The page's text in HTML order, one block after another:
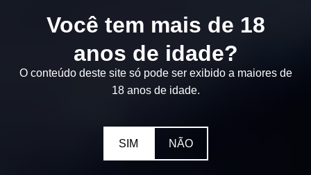
Você tem mais de 18
anos de idade?
O conteúdo deste site só pode ser exibido a maiores de
18 anos de idade.
SIM NÃO